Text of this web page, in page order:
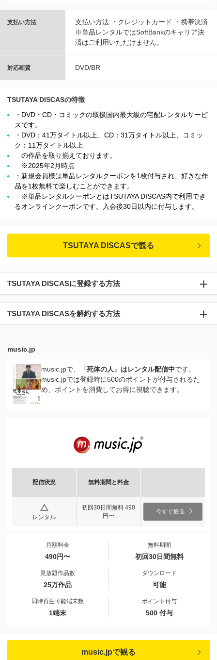
支払い方法
支払い方法 ・クレジットカード ・携帯決済
※単品レンタルではSoftBankのキャリア決
済はご利用いただけません。
対応画質 DVD/BR
TSUTAYA DISCASの特徴
・DVD・CD・コミックの取扱国内最大級の宅配レンタルサービ
スです。
・DVD：41万タイトル以上、CD：31万タイトル以上、コミッ
ク：11万タイトル以上
の作品を取り揃えております。
※2025年2月時点
・新規会員様は単品レンタルクーポンを1枚付与され、好きな作
品を1枚無料で楽しむことができます。
※単品レンタルクーポンとはTSUTAYA DISCAS内で利用でき
るオンラインクーポンです。入会後30日以内に付与します。
TSUTAYA DISCASで観る
TSUTAYA DISCASに登録する方法
TSUTAYA DISCASを解約する方法
music.jp
music.jpで、『死体の人 』 はレンタル配信中です。
music.jpでは登録時に500のポイントが付与されるた
め、ポイントを消費してお得に視聴できます。
配信状況 無料期間と料金
レンタル
初回30日間無料 490
円〜
今すぐ観る
月額料金
490円〜
無料期間
初回30日間無料
見放題作品数
25万作品
ダウンロード
可能
同時再生可能端末数
1端末
ポイント付与
500 付与
music.jpで観る